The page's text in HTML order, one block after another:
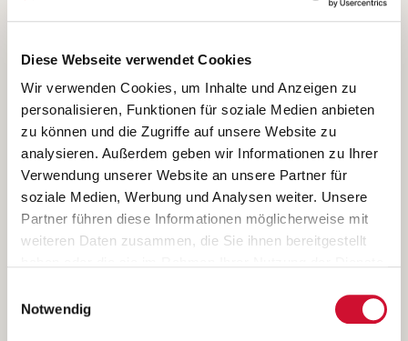
Diese Webseite verwendet Cookies
Wir verwenden Cookies, um Inhalte und Anzeigen zu
personalisieren, Funktionen für soziale Medien anbieten
zu können und die Zugriffe auf unsere Website zu
analysieren. Außerdem geben wir Informationen zu Ihrer
Verwendung unserer Website an unsere Partner für
soziale Medien, Werbung und Analysen weiter. Unsere
Partner führen diese Informationen möglicherweise mit
weiteren Daten zusammen, die Sie ihnen bereitgestellt
Wenn Sie auf „Cookies zulassen“ klicken, so stimmen
Sie der Speicherung sämtlicher Cookies zu. Sie können
Notwendig
Ich bin damit einverstanden, dass meine personenbezogenen Daten
ausschließlich zum Zweck der Durchführung der Kontaktanfrage
verarbeitet, auf IT- Systemen der Garitz Bewirtschaftungsbetriebe
GmbH, Heinrich-von-Kleist-Straße 2, 97688 Bad Kissingen
(Betreiber) gespeichert und an die für das Stellenangebot
verantwortliche Stelle zur Kontaktaufnahme weitergegeben
werden.
Diese Einwilligungserklärung kann ich jederzeit gegenüber dem
Weitere Details können Sie der
entnehmen.